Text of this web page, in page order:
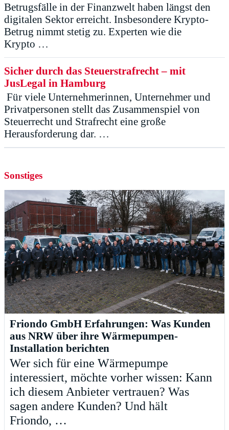
Betrugsfälle in der Finanzwelt haben längst den
digitalen Sektor erreicht. Insbesondere Krypto-
Betrug nimmt stetig zu. Experten wie die
Krypto …
Sicher durch das Steuerstrafrecht – mit
JusLegal in Hamburg
Für viele Unternehmerinnen, Unternehmer und
Privatpersonen stellt das Zusammenspiel von
Steuerrecht und Strafrecht eine große
Herausforderung dar. …
Sonstiges
Friondo GmbH Erfahrungen: Was Kunden
aus NRW über ihre Wärmepumpen-
Installation berichten
Wer sich für eine Wärmepumpe
interessiert, möchte vorher wissen: Kann
ich diesem Anbieter vertrauen? Was
sagen andere Kunden? Und hält
Friondo, …